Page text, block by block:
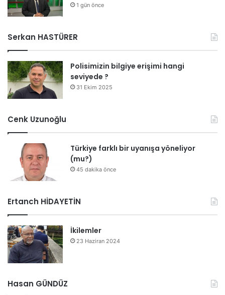
1 gün önce
Serkan HASTÜRER
Polisimizin bilgiye erişimi hangi
seviyede ?
31 Ekim 2025
Cenk Uzunoğlu
Türkiye farklı bir uyanışa yöneliyor
(mu?)
45 dakika önce
Ertanch HİDAYETİN
İkilemler
23 Haziran 2024
Hasan GÜNDÜZ